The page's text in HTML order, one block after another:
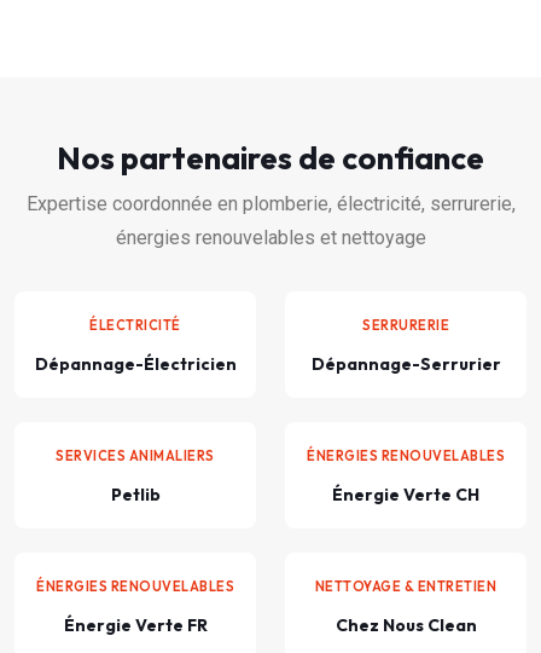
Nos partenaires de confiance
Expertise coordonnée en plomberie, électricité, serrurerie,
énergies renouvelables et nettoyage
ÉLECTRICITÉ
Dépannage-Électricien
SERRURERIE
Dépannage-Serrurier
SERVICES ANIMALIERS
Petlib
ÉNERGIES RENOUVELABLES
Énergie Verte CH
ÉNERGIES RENOUVELABLES
Énergie Verte FR
NETTOYAGE & ENTRETIEN
Chez Nous Clean